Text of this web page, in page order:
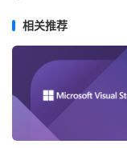
相关推荐